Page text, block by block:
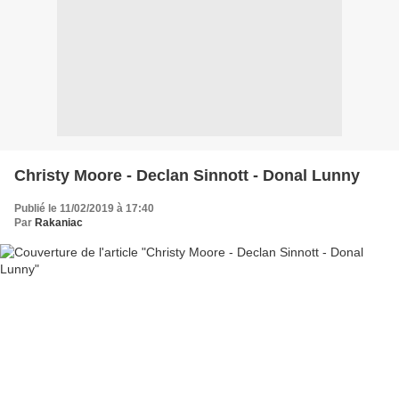
Christy Moore - Declan Sinnott - Donal Lunny
Publié le 11/02/2019 à 17:40
Par Rakaniac